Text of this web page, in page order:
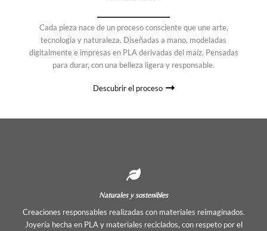
Cada pieza nace de un proceso consciente que une arte,
tecnología y naturaleza. Diseñadas a mano, modeladas
digitalmente e impresas en PLA derivadas del maíz. Pensadas
para durar, con una belleza ligera y responsable.
Descubrir el proceso
Naturales y sostenibles
Creaciones responsables realizadas con materiales reimaginados.
Joyería hecha en PLA y materiales reciclados, con respeto por el